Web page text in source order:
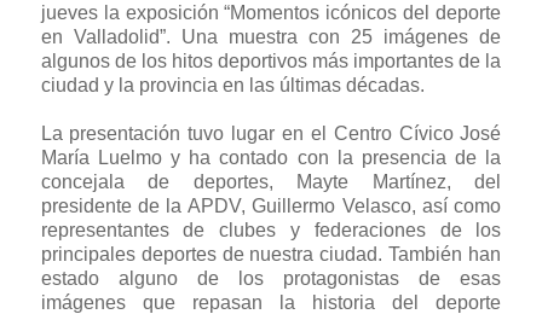
jueves la exposición “Momentos icónicos del deporte
en Valladolid”. Una muestra con 25 imágenes de
algunos de los hitos deportivos más importantes de la
ciudad y la provincia en las últimas décadas.
La presentación tuvo lugar en el Centro Cívico José
María Luelmo y ha contado con la presencia de la
concejala de deportes, Mayte Martínez, del
presidente de la APDV, Guillermo Velasco, así como
representantes de clubes y federaciones de los
principales deportes de nuestra ciudad. También han
estado alguno de los protagonistas de esas
imágenes que repasan la historia del deporte